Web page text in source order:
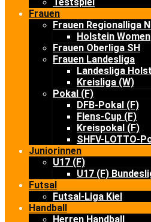
Frauen
Frauen Regionalliga
Holstein Women
Frauen Oberliga SH
Frauen Landesliga
Landesliga
Kreisliga (W)
Pokal (F)
DFB-Pokal (F)
Flens-Cup (F)
Kreispokal (F)
SHFV-LOTTO-
Juniorinnen
U17 (F)
U17 (F)
Futsal
Futsal-Liga Kiel
Handball
Herren Handball